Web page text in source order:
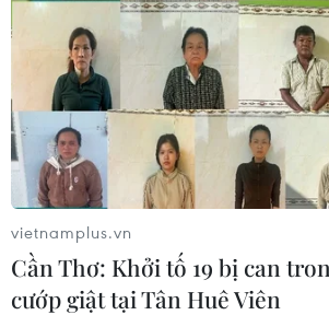
vietnamplus.vn
Cần Thơ: Khởi tố 19 bị can
cướp giật tại Tân Huê Viên